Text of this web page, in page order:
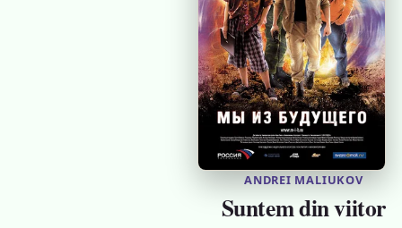
ANDREI MALIUKOV
Suntem din viitor